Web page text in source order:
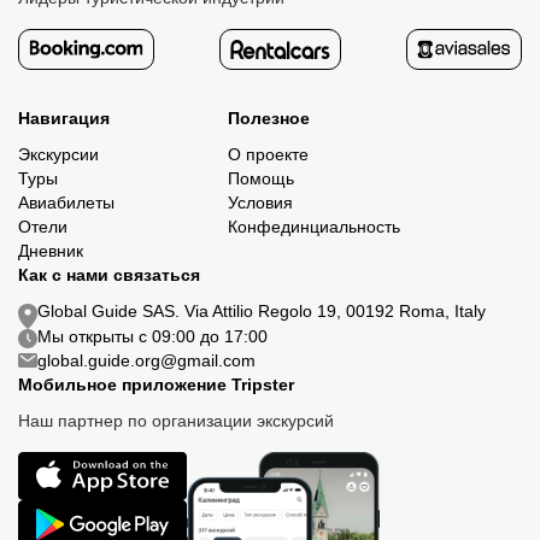
Навигация
Экскурсии
Туры
Авиабилеты
Отели
Дневник
Полезное
О проекте
Помощь
Условия
Конфединциальность
Как с нами связаться
Global Guide SAS. Via Attilio Regolo 19, 00192 Roma, Italy
Мы открыты с 09:00 до 17:00
global.guide.org@gmail.com
Мобильное приложение Tripster
Наш партнер по организации экскурсий